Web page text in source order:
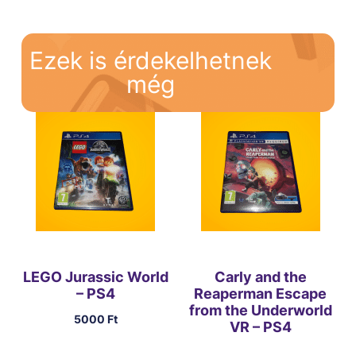
Ezek is érdekelhetnek
még
LEGO Jurassic World
– PS4
5000 Ft
Carly and the
Reaperman Escape
from the Underworld
VR – PS4